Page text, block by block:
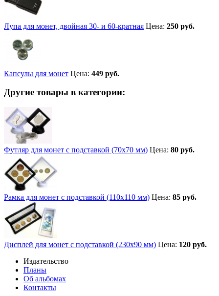
Лупа для монет, двойная 30- и 60-кратная Цена: 250 руб.
Капсулы для монет Цена: 449 руб.
Другие товары в категории:
Футляр для монет с подставкой (70х70 мм) Цена: 80 руб.
Рамка для монет с подставкой (110х110 мм) Цена: 85 руб.
Дисплей для монет с подставкой (230х90 мм) Цена: 120 руб.
Издательство
Планы
Об альбомах
Контакты